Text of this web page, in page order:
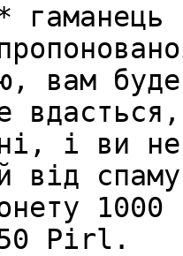
вам
і ви
від
50 Pirl.